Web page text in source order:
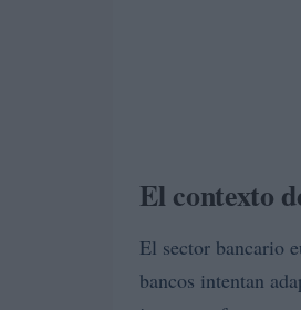
El contexto
El sector bancario
bancos intentan